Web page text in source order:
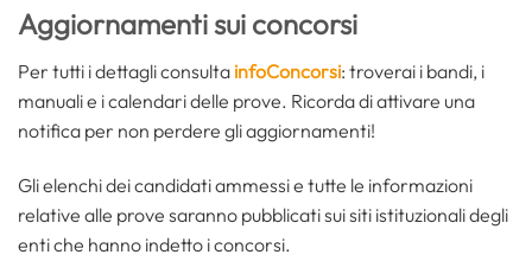
Aggiornamenti sui concorsi
Per tutti i dettagli consulta infoConcorsi: troverai i bandi, i
manuali e i calendari delle prove. Ricorda di attivare una
notifica per non perdere gli aggiornamenti!
Gli elenchi dei candidati ammessi e tutte le informazioni
relative alle prove saranno pubblicati sui siti istituzionali degli
enti che hanno indetto i concorsi.